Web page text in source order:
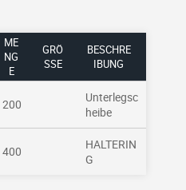
ME
NG
E
GRÖ
SSE
BESCHRE
IBUNG
200
Unterlegsc
heibe
400
HALTERIN
G